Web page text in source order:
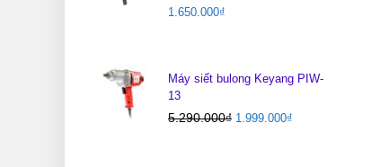
1.650.000₫
Máy siết bulong Keyang PIW-
13
5.290.000₫ 1.999.000₫